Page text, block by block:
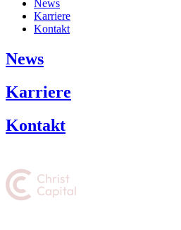
News
Karriere
Kontakt
News
Karriere
Kontakt